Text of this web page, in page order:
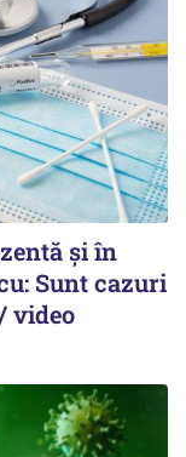
și în
Sunt cazuri
video